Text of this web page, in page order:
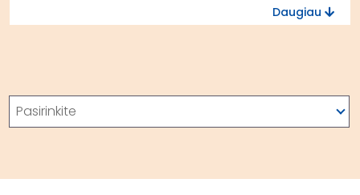
Socialinių dirbtuvių modernizavimas ir plėtra Šakių
rajone
Daugiau
Paieška
Pasirinkite